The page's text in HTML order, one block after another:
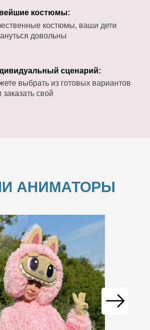
костюмы:
костюмы, ваши дети
довольны
сценарий:
выбрать из готовых вариантов
заказать свой
АНИМАТОРЫ